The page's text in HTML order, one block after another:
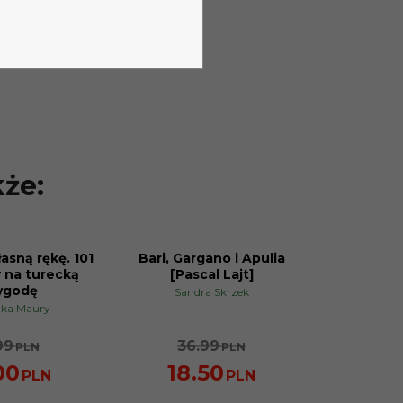
rękę. 101
na turecką
Maury
PLN
PLN
PROMOCJA
Bari, Gargano i Apulia
[Pascal Lajt]
Sandra Skrzek
36.99PLN
18.50 PLN